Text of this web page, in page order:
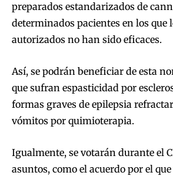
preparados estandarizados de
determinados pacientes en los que
autorizados no han sido eficaces.
Así, se podrán beneficiar de esta
que sufran espasticidad por
formas graves de epilepsia
vómitos por quimioterapia.
Igualmente, se votarán durante el
asuntos, como el acuerdo por el